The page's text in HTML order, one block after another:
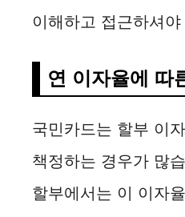
이해하고 접근하셔
연 이자율에 따
국민카드는 할부 이
책정하는 경우가 많
할부에서는 이 이자